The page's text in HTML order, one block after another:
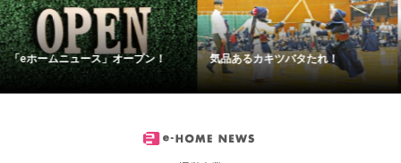
福祉映画『わたしのかあさん ―天... 山町継続 歩け！クリーン大作戦